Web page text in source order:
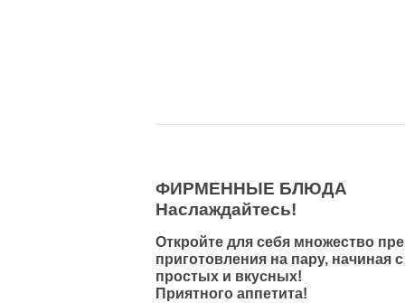
ФИРМЕННЫЕ БЛЮДА
Наслаждайтесь!
Откройте для себя множество
приготовления на пару, начиная
простых и вкусных!
Приятного аппетита!